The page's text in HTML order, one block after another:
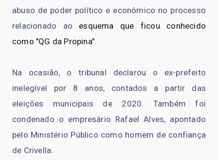
abuso de poder político e econômico no processo
relacionado ao esquema que ficou conhecido
como "QG da Propina".
Na ocasião, o tribunal declarou o ex-prefeito
inelegível por 8 anos, contados a partir das
eleições municipais de 2020. Também foi
condenado o empresário Rafael Alves, apontado
pelo Ministério Público como homem de confiança
de Crivella.